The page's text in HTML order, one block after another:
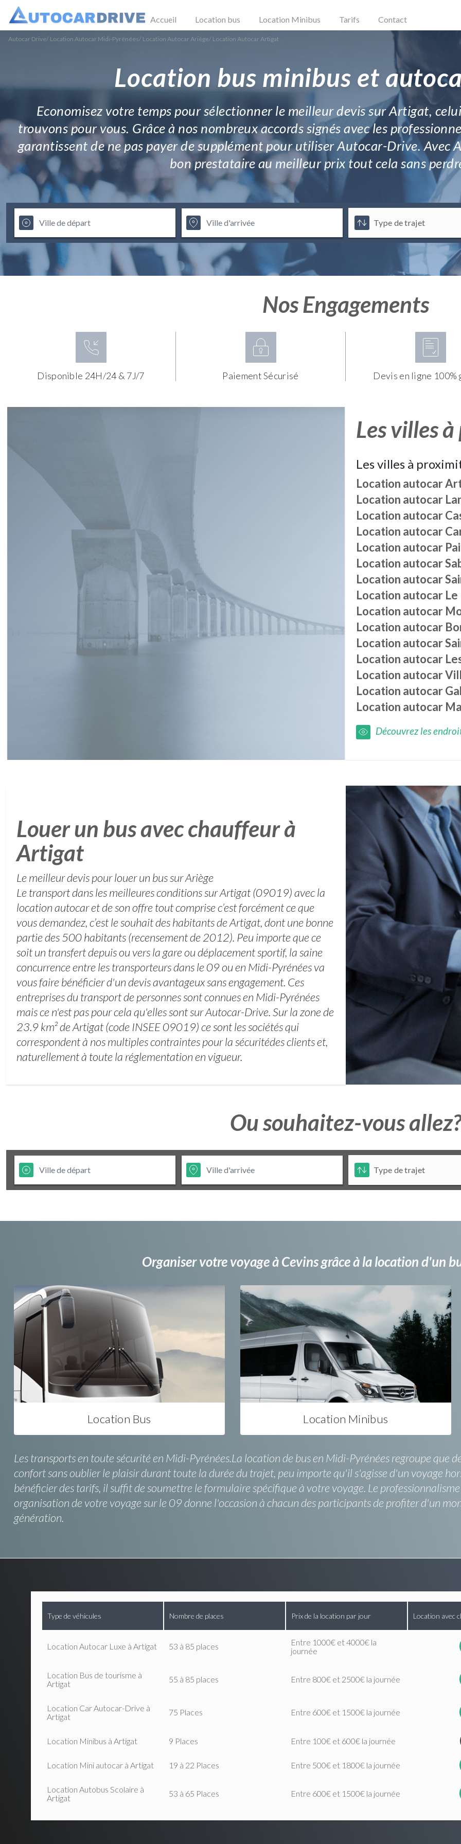
Accueil Location bus Location Minibus Tarifs Contact
Autocar Drive/ Location Autocar Midi-Pyrénées/ Location Autocar Ariège/ Location Autocar Artigat
Location bus minibus et
Economisez votre temps pour sélectionner le meilleur devis sur Artigat,
trouvons pour vous. Grâce à nos nombreux accords signés avec les
garantissent de ne pas payer de supplément pour utiliser Autocar-Drive. Avec
bon prestataire au meilleur prix tout cela sans
Nos Engagements
Disponible 24H/24 & 7J/7 Paiement Sécurisé Devis en ligne
Les villes
Les villes à
Location autocar
Location autocar
Location autocar
Location autocar
Location autocar
Location autocar
Location autocar
Location autocar Le
Location autocar
Location autocar
Location autocar
Location autocar
Location autocar
Location autocar
Location autocar
Découvrez les
Louer un bus avec chauffeur à
Artigat
Le meilleur devis pour louer un bus sur Ariège
Le transport dans les meilleures conditions sur Artigat (09019) avec la
location autocar et de son offre tout comprise c’est forcément ce que
vous demandez, c’est le souhait des habitants de Artigat, dont une bonne
partie des 500 habitants (recensement de 2012). Peu importe que ce
soit un transfert depuis ou vers la gare ou déplacement sportif, la saine
concurrence entre les transporteurs dans le 09 ou en Midi-Pyrénées va
vous faire bénéficier d'un devis avantageux sans engagement. Ces
entreprises du transport de personnes sont connues en Midi-Pyrénées
mais ce n'est pas pour cela qu'elles sont sur Autocar-Drive. Sur la zone de
23.9 km² de Artigat (code INSEE 09019) ce sont les sociétés qui
correspondent à nos multiples contraintes pour la sécuritédes clients et,
naturellement à toute la réglementation en vigueur.
Ou souhaitez-vous allez?
Organiser votre voyage à Cevins grâce à la location d'un
Location Bus Location Minibus
Les transports en toute sécurité en Midi-Pyrénées.La location de bus en Midi-Pyrénées regroupe que
confort sans oublier le plaisir durant toute la durée du trajet, peu importe qu'il s'agisse d'un voyage
bénéficier des tarifs, il suffit de soumettre le formulaire spécifique à votre voyage. Le
organisation de votre voyage sur le 09 donne l'occasion à chacun des participants de profiter d'un
génération.
Type de véhicules Nombre de places Prix de la location par jour Location avec
Location Autocar Luxe à Artigat 53 à 85 places
Entre 1000€ et 4000€ la
journée
Location Bus de tourisme à
Artigat
55 à 85 places Entre 800€ et 2500€ la journée
Location Car Autocar-Drive à
Artigat
75 Places Entre 600€ et 1500€ la journée
Location Minibus à Artigat 9 Places Entre 100€ et 600€ la journée
Location Mini autocar à Artigat 19 à 22 Places Entre 500€ et 1800€ la journée
Location Autobus Scolaire à
Artigat
53 à 65 Places Entre 600€ et 1500€ la journée